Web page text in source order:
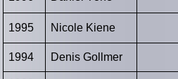
1995 Nicole Kiene
1994 Denis Gollmer